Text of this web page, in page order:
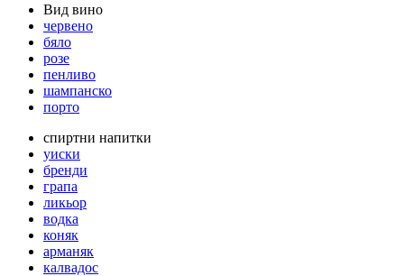
Вид вино
червено
бяло
розе
пенливо
шампанско
порто
спиртни напитки
уиски
бренди
грапа
ликьор
водка
коняк
арманяк
калвадос